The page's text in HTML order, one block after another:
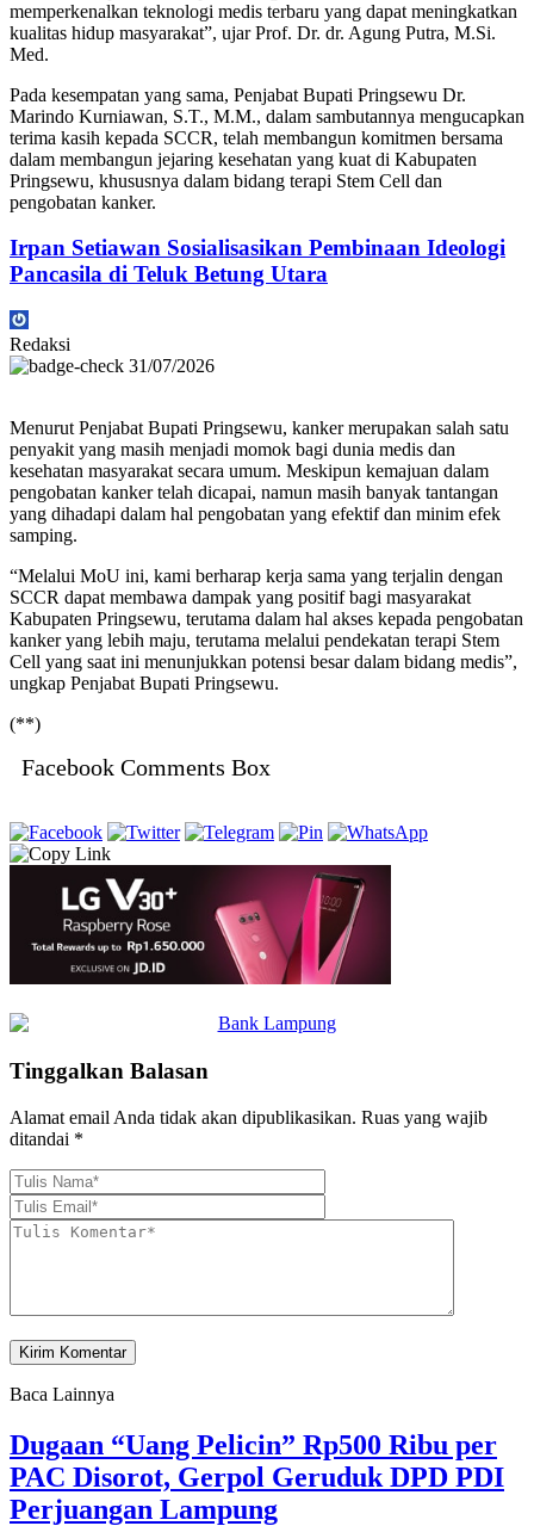
memperkenalkan teknologi medis terbaru yang dapat meningkatkan
kualitas hidup masyarakat”, ujar Prof. Dr. dr. Agung Putra, M.Si.
Med.
Pada kesempatan yang sama, Penjabat Bupati Pringsewu Dr.
Marindo Kurniawan, S.T., M.M., dalam sambutannya mengucapkan
terima kasih kepada SCCR, telah membangun komitmen bersama
dalam membangun jejaring kesehatan yang kuat di Kabupaten
Pringsewu, khususnya dalam bidang terapi Stem Cell dan
pengobatan kanker.
Irpan Setiawan Sosialisasikan Pembinaan Ideologi
Pancasila di Teluk Betung Utara
Redaksi
31/07/2026
Menurut Penjabat Bupati Pringsewu, kanker merupakan salah satu
penyakit yang masih menjadi momok bagi dunia medis dan
kesehatan masyarakat secara umum. Meskipun kemajuan dalam
pengobatan kanker telah dicapai, namun masih banyak tantangan
yang dihadapi dalam hal pengobatan yang efektif dan minim efek
samping.
“Melalui MoU ini, kami berharap kerja sama yang terjalin dengan
SCCR dapat membawa dampak yang positif bagi masyarakat
Kabupaten Pringsewu, terutama dalam hal akses kepada pengobatan
kanker yang lebih maju, terutama melalui pendekatan terapi Stem
Cell yang saat ini menunjukkan potensi besar dalam bidang medis”,
ungkap Penjabat Bupati Pringsewu.
(**)
Facebook Comments Box
Tinggalkan Balasan
Alamat email Anda tidak akan dipublikasikan. Ruas yang wajib
ditandai *
Baca Lainnya
Dugaan “Uang Pelicin” Rp500 Ribu per
PAC Disorot, Gerpol Geruduk DPD PDI
Perjuangan Lampung